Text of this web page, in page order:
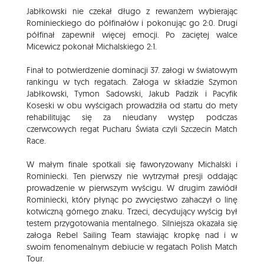
Jabłkowski nie czekał długo z rewanżem wybierając
Rominieckiego do półfinałów i pokonując go 2:0. Drugi
półfinał zapewnił więcej emocji. Po zaciętej walce
Micewicz pokonał Michalskiego 2:1.
Finał to potwierdzenie dominacji 37. załogi w światowym
rankingu w tych regatach. Załoga w składzie Szymon
Jabłkowski, Tymon Sadowski, Jakub Padzik i Pacyfik
Koseski w obu wyścigach prowadziła od startu do mety
rehabilitując się za nieudany występ podczas
czerwcowych regat Pucharu Świata czyli Szczecin Match
Race.
W małym finale spotkali się faworyzowany Michalski i
Rominiecki. Ten pierwszy nie wytrzymał presji oddając
prowadzenie w pierwszym wyścigu. W drugim zawiódł
Rominiecki, który płynąc po zwycięstwo zahaczył o linę
kotwiczną górnego znaku. Trzeci, decydujący wyścig był
testem przygotowania mentalnego. Silniejsza okazała się
załoga Rebel Sailing Team stawiając kropkę nad i w
swoim fenomenalnym debiucie w regatach Polish Match
Tour.